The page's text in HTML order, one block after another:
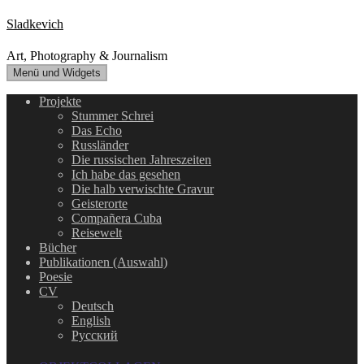
Zum
Inhalt
springen
Sladkevich
Art, Photography & Journalism
Menü und Widgets
Projekte
Stummer Schrei
Das Echo
Russländer
Die russischen Jahreszeiten
Ich habe das gesehen
Die halb verwischte Gravur
Geisterorte
Compañera Cuba
Reisewelt
Bücher
Publikationen (Auswahl)
Poesie
CV
Deutsch
English
Русский